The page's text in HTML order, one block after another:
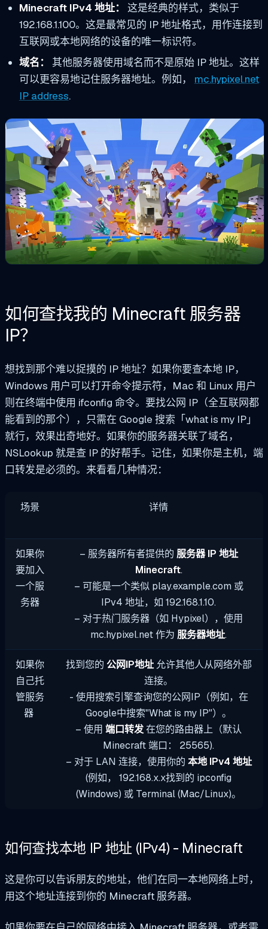
Minecraft IPv4 地址：
这是经典的样式，类似于
192.168.1.100。这是最常见的 IP 地址格式，用作连接到
互联网或本地网络的设备的唯一标识符。
域名：
其他服务器使用域名而不是原始 IP 地址。这样
可以更容易地记住服务器地址。例如， mc.hypixel.net
IP address.
如何查找我的 Minecraft 服务器
IP？
想找到那个难以捉摸的 IP 地址？如果你要查本地 IP，
Windows 用户可以打开命令提示符，Mac 和 Linux 用户
则在终端中使用 ifconfig 命令。要找公网 IP（全互联网都
能看到的那个），只需在 Google 搜索「what is my IP」
就行，效果出奇地好。如果你的服务器关联了域名，
NSLookup 就是查 IP 的好帮手。记住，如果你是主机，端
口转发是必须的。来看看几种情况：
场景 详情
如果你
要加入
一个服
务器
– 服务器所有者提供的 服务器 IP 地址
Minecraft.
– 可能是一个类似 play.example.com 或
IPv4 地址，如 192.168.1.10.
– 对于热门服务器（如 Hypixel），使用
mc.hypixel.net作为 服务器地址.
如果你
自己托
管服务
器
找到您的 公网IP地址允许其他人从网络外部
连接。
- 使用搜索引擎查询您的公网IP（例如，在
Google中搜索"What is my IP"）。
– 使用 端口转发在您的路由器上（默认
Minecraft 端口： 25565).
– 对于 LAN 连接，使用你的 本地 IPv4 地址
(例如， 192.168.x.x找到的 ipconfig
(Windows) 或 Terminal (Mac/Linux)。
如何查找本地 IP 地址 (IPv4) - Minecraft
这是你可以告诉朋友的地址，他们在同一本地网络上时，
用这个地址连接到你的 Minecraft 服务器。